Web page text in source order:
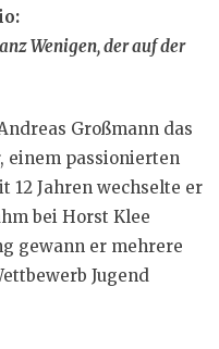
Wenigen, der auf der
Großmann das
einem passionierten
12 Jahren wechselte er
bei Horst Klee
gewann er mehrere
Jugend